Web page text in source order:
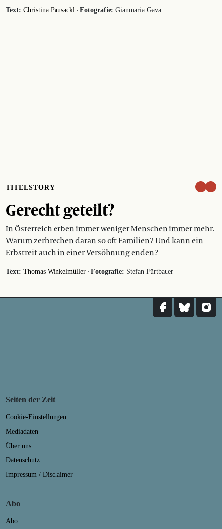
Text: Christina Pausackl · Fotografie: Gianmaria Gava
TITELSTORY
Gerecht geteilt?
In Österreich erben immer weniger Menschen immer mehr.
Warum zerbrechen daran so oft Familien? Und kann ein
Erbstreit auch in einer Versöhnung enden?
Text: Thomas Winkelmüller · Fotografie: Stefan Fürtbauer
Seiten der Zeit
Cookie-Einstellungen
Mediadaten
Über uns
Datenschutz
Impressum / Disclaimer
Abo
Abo